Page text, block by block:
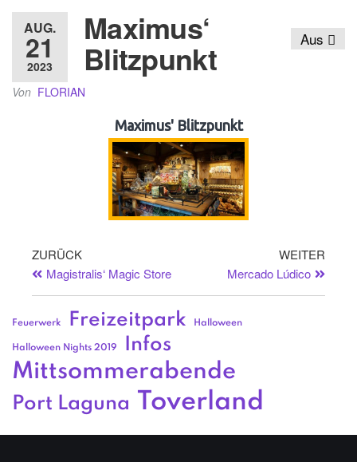
AUG.
21
2023
Aus
Maximus‘
Blitzpunkt
Von FLORIAN
Maximus' Blitzpunkt
ZURÜCK
Magistralis‘ Magic Store
WEITER
Mercado Lúdico
Feuerwerk Freizeitpark Halloween
Halloween Nights 2019 Infos
Mittsommerabende
Port Laguna Toverland